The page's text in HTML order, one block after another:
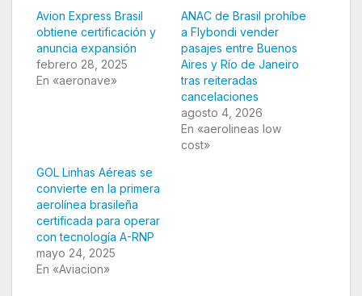
Avion Express Brasil
obtiene certificación y
anuncia expansión
febrero 28, 2025
En «aeronave»
ANAC de Brasil prohíbe
a Flybondi vender
pasajes entre Buenos
Aires y Río de Janeiro
tras reiteradas
cancelaciones
agosto 4, 2026
En «aerolineas low
cost»
GOL Linhas Aéreas se
convierte en la primera
aerolínea brasileña
certificada para operar
con tecnología A-RNP
mayo 24, 2025
En «Aviacion»